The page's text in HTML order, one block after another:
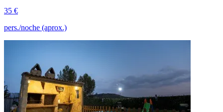
35 €
pers./noche (aprox.)